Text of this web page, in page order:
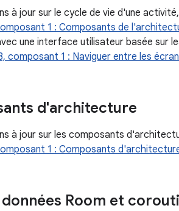
à jour sur le cycle de vie d'une
1 : Composants de
une interface utilisateur basée sur
composant 1 : Naviguer entre les
d'architecture
à jour sur les composants
1 : Composants
données Room et